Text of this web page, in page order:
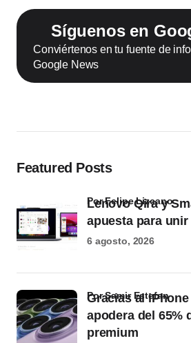
Síguenos en
Conviértenos en tu fuente de
Google News
Featured Posts
Lenovo Qira y
apuesta para
por Felipe Lizcano
6 agosto, 2026
Gracias al
apodera del 65%
premium
por Samir Estefan